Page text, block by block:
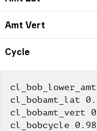
Amt Vert
Cycle
cl_bobamt_lat
cl_bobamt_vert
cl_bobcycle